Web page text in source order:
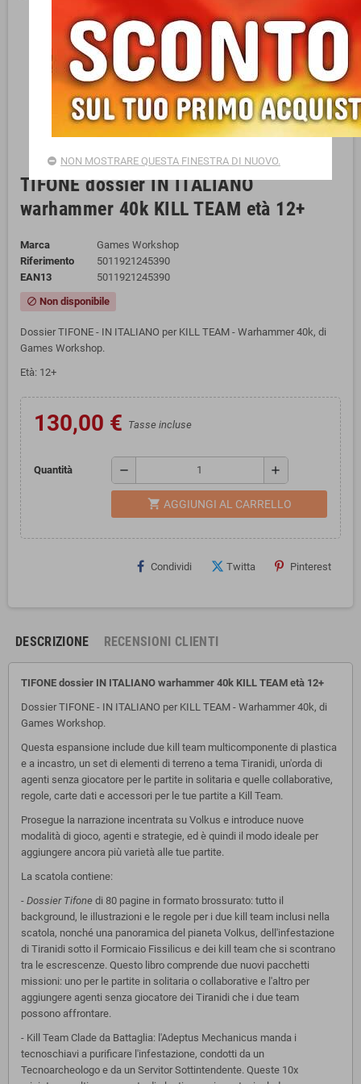
TIFONE dossier IN ITALIANO
warhammer 40k KILL TEAM età 12+
Marca
Games Workshop
Riferimento
5011921245390
EAN13
5011921245390
block Non disponibile
Dossier TIFONE - IN ITALIANO per KILL TEAM - Warhammer 40k, di
Games Workshop.
Età: 12+
130,00 € Tasse incluse
Quantità remove add
shopping_cart AGGIUNGI AL CARRELLO
Condividi Twitta Pinterest
DESCRIZIONE RECENSIONI CLIENTI
TIFONE dossier IN ITALIANO warhammer 40k KILL TEAM età 12+
Dossier TIFONE - IN ITALIANO per KILL TEAM - Warhammer 40k, di
Games Workshop.
Questa espansione include due kill team multicomponente di plastica
e a incastro, un set di elementi di terreno a tema Tiranidi, un'orda di
agenti senza giocatore per le partite in solitaria e quelle collaborative,
regole, carte dati e accessori per le tue partite a Kill Team.
Prosegue la narrazione incentrata su Volkus e introduce nuove
modalità di gioco, agenti e strategie, ed è quindi il modo ideale per
aggiungere ancora più varietà alle tue partite.
La scatola contiene:
- Dossier Tifone di 80 pagine in formato brossurato: tutto il
background, le illustrazioni e le regole per i due kill team inclusi nella
scatola, nonché una panoramica del pianeta Volkus, dell'infestazione
di Tiranidi sotto il Formicaio Fissilicus e dei kill team che si scontrano
tra le escrescenze. Questo libro comprende due nuovi pacchetti
missioni: uno per le partite in solitaria o collaborative e l'altro per
aggiungere agenti senza giocatore dei Tiranidi che i due team
possono affrontare.
- Kill Team Clade da Battaglia: l'Adeptus Mechanicus manda i
tecnoschiavi a purificare l'infestazione, condotti da un
Tecnoarcheologo e da un Servitor Sottintendente. Queste 10x
NON MOSTRARE QUESTA FINESTRA DI NUOVO.